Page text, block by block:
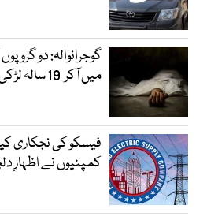
گوجرانوالہ: دو
میں آکر 19 سالہ لڑکی جاں بحق
کمپنیوں نے اظہارِ